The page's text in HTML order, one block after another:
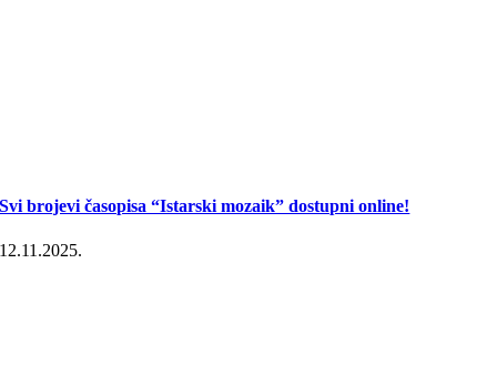
Svi brojevi časopisa “Istarski mozaik” dostupni online!
12.11.2025.